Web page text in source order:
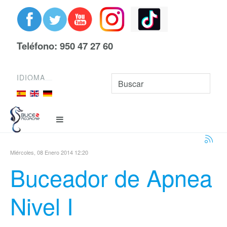
Teléfono: 950 47 27 60
IDIOMA
Miércoles, 08 Enero 2014 12:20
Buceador de Apnea
Nivel I